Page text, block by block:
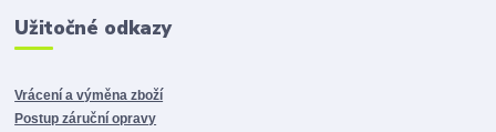
Užitočné odkazy
Vrácení a výměna zboží
Postup záruční opravy